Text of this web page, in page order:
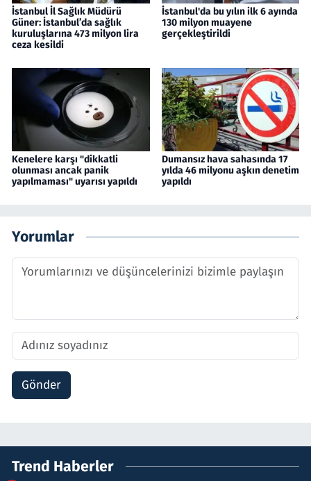
İstanbul İl Sağlık Müdürü
Güner: İstanbul’da sağlık
kuruluşlarına 473 milyon lira
ceza kesildi
İstanbul'da bu yılın ilk 6 ayında
130 milyon muayene
gerçekleştirildi
Kenelere karşı "dikkatli
olunması ancak panik
yapılmaması" uyarısı yapıldı
Dumansız hava sahasında 17
yılda 46 milyonu aşkın denetim
yapıldı
Yorumlar
Gönder
Trend Haberler